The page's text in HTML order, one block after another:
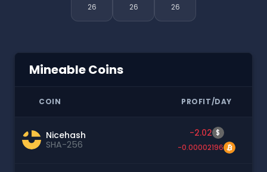
26 26 26
Mineable Coins
COIN PROFIT/DAY
Nicehash
SHA-256
-2.02 $
-0.00002196